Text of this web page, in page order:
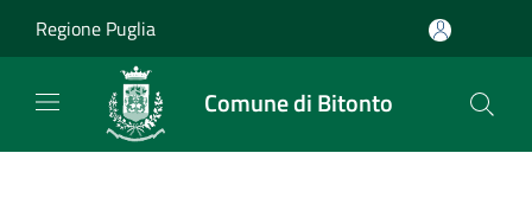
Regione Puglia
Comune di Bitonto